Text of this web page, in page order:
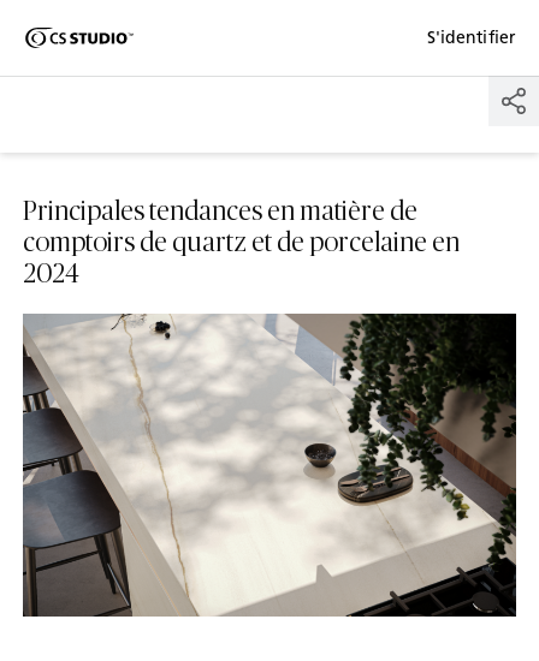
Passer au contenu principal
S'identifier
Skip to Main Footer
Principales tendances en matière de
comptoirs de quartz et de porcelaine en
2024